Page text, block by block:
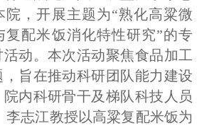
院，开展主题为“熟化高粱微
复配米饭消化特性研究”的专
动。本次活动聚焦食品加工
旨在推动科研团队能力建设
内科研骨干及梯队科技人员
李志江教授以高粱复配米饭为